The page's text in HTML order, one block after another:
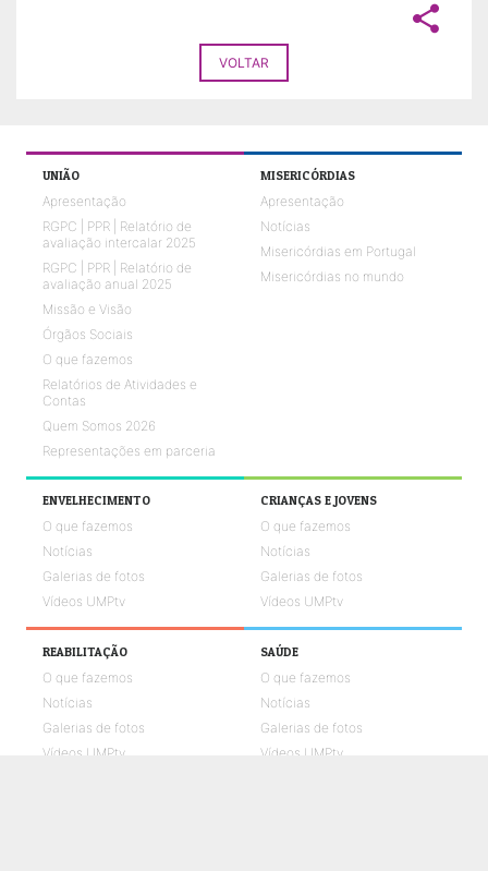
share
VOLTAR
UNIÃO
Apresentação
RGPC | PPR | Relatório de
avaliação intercalar 2025
RGPC | PPR | Relatório de
avaliação anual 2025
Missão e Visão
Órgãos Sociais
O que fazemos
Relatórios de Atividades e
Contas
Quem Somos 2026
Representações em parceria
MISERICÓRDIAS
Apresentação
Notícias
Misericórdias em Portugal
Misericórdias no mundo
ENVELHECIMENTO
O que fazemos
Notícias
Galerias de fotos
Vídeos UMPtv
CRIANÇAS E JOVENS
O que fazemos
Notícias
Galerias de fotos
Vídeos UMPtv
REABILITAÇÃO
O que fazemos
Notícias
Galerias de fotos
Vídeos UMPtv
SAÚDE
O que fazemos
Notícias
Galerias de fotos
Vídeos UMPtv